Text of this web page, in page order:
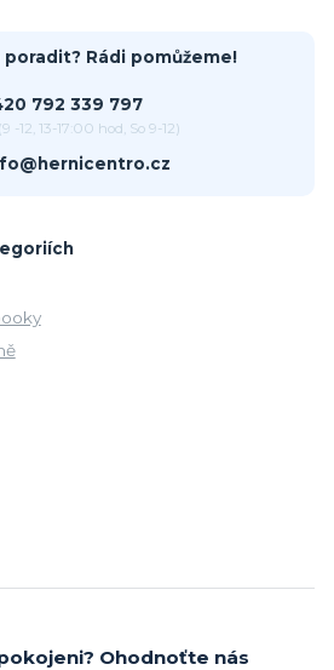
Rádi pomůžeme!
792 339 797
-12, 13-17:00 hod, So 9-12)
Ohodnoťte nás